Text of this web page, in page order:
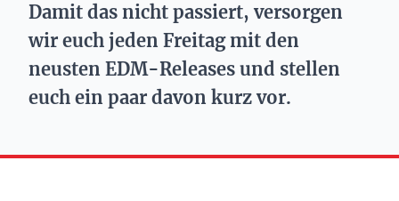
Damit das nicht passiert, versorgen
wir euch jeden Freitag mit den
neusten EDM-Releases und stellen
euch ein paar davon kurz vor.